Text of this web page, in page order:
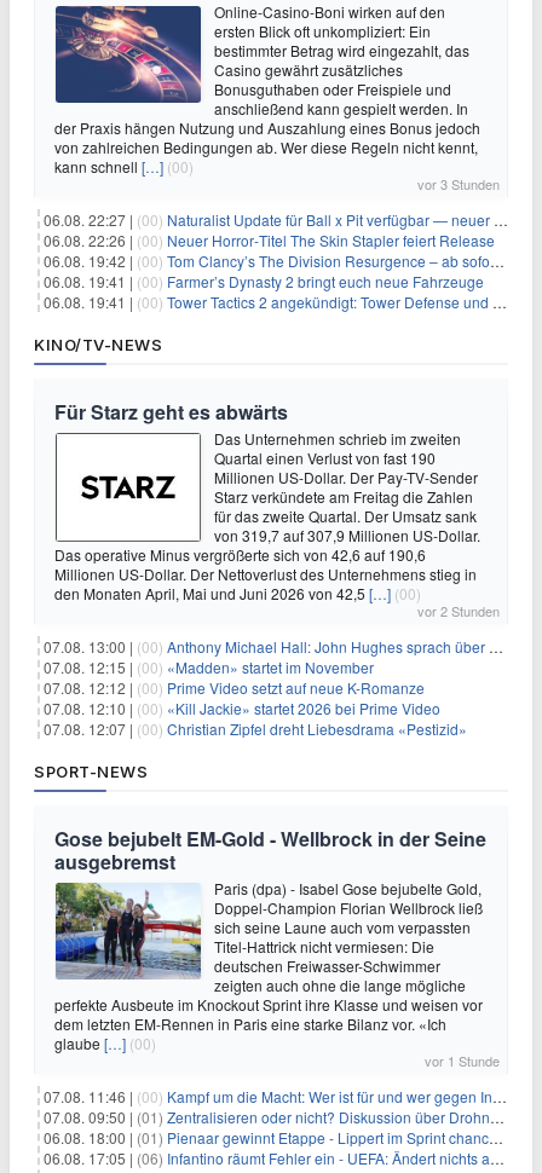
Online-Casino-Boni wirken auf den
ersten Blick oft unkompliziert: Ein
bestimmter Betrag wird eingezahlt, das
Casino gewährt zusätzliches
Bonusguthaben oder Freispiele und
anschließend kann gespielt werden. In
der Praxis hängen Nutzung und Auszahlung eines Bonus jedoch
von zahlreichen Bedingungen ab. Wer diese Regeln nicht kennt,
kann schnell […] (00)
vor 3 Stunden
06.08. 22:27 | (00) Naturalist Update für Ball x Pit verfügbar — neuer Content auf allen Plattformen
06.08. 22:26 | (00) Neuer Horror‑Titel The Skin Stapler feiert Release
06.08. 19:42 | (00) Tom Clancy’s The Division Resurgence – ab sofort für euch verfügbar
06.08. 19:41 | (00) Farmer’s Dynasty 2 bringt euch neue Fahrzeuge
06.08. 19:41 | (00) Tower Tactics 2 angekündigt: Tower Defense und Deckbuilding Kombo kehrt zurück
KINO/TV-NEWS
Für Starz geht es abwärts
Das Unternehmen schrieb im zweiten
Quartal einen Verlust von fast 190
Millionen US-Dollar. Der Pay-TV-Sender
Starz verkündete am Freitag die Zahlen
für das zweite Quartal. Der Umsatz sank
von 319,7 auf 307,9 Millionen US-Dollar.
Das operative Minus vergrößerte sich von 42,6 auf 190,6
Millionen US-Dollar. Der Nettoverlust des Unternehmens stieg in
den Monaten April, Mai und Juni 2026 von 42,5 […] (00)
vor 2 Stunden
07.08. 13:00 | (00) Anthony Michael Hall: John Hughes sprach über eine Fortsetzung von 'The Breakfast Club'
07.08. 12:15 | (00) «Madden» startet im November
07.08. 12:12 | (00) Prime Video setzt auf neue K-Romanze
07.08. 12:10 | (00) «Kill Jackie» startet 2026 bei Prime Video
07.08. 12:07 | (00) Christian Zipfel dreht Liebesdrama «Pestizid»
SPORT-NEWS
Gose bejubelt EM-Gold - Wellbrock in der Seine
ausgebremst
Paris (dpa) - Isabel Gose bejubelte Gold,
Doppel-Champion Florian Wellbrock ließ
sich seine Laune auch vom verpassten
Titel-Hattrick nicht vermiesen: Die
deutschen Freiwasser-Schwimmer
zeigten auch ohne die lange mögliche
perfekte Ausbeute im Knockout Sprint ihre Klasse und weisen vor
dem letzten EM-Rennen in Paris eine starke Bilanz vor. «Ich
glaube […] (00)
vor 1 Stunde
07.08. 11:46 | (00) Kampf um die Macht: Wer ist für und wer gegen Infantino?
07.08. 09:50 | (01) Zentralisieren oder nicht? Diskussion über Drohnenabwehr
06.08. 18:00 | (01) Pienaar gewinnt Etappe - Lippert im Sprint chancenlos
06.08. 17:05 | (06) Infantino räumt Fehler ein - UEFA: Ändert nichts an Boykott